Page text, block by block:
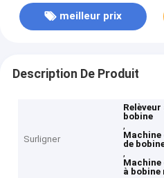
meilleur prix
Description De Produit
Surligner
bobine
,
Machine
de
,
Machine
à bobine